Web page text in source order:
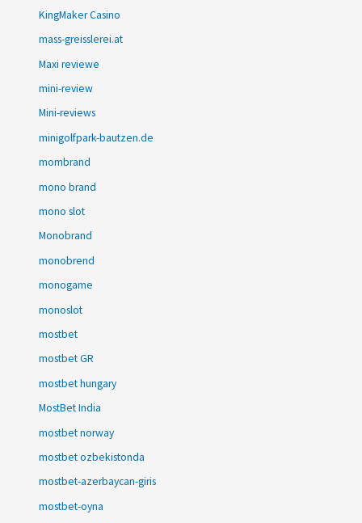
KingMaker Casino
mass-greisslerei.at
Maxi reviewe
mini-review
Mini-reviews
minigolfpark-bautzen.de
mombrand
mono brand
mono slot
Monobrand
monobrend
monogame
monoslot
mostbet
mostbet GR
mostbet hungary
MostBet India
mostbet norway
mostbet ozbekistonda
mostbet-azerbaycan-giris
mostbet-oyna